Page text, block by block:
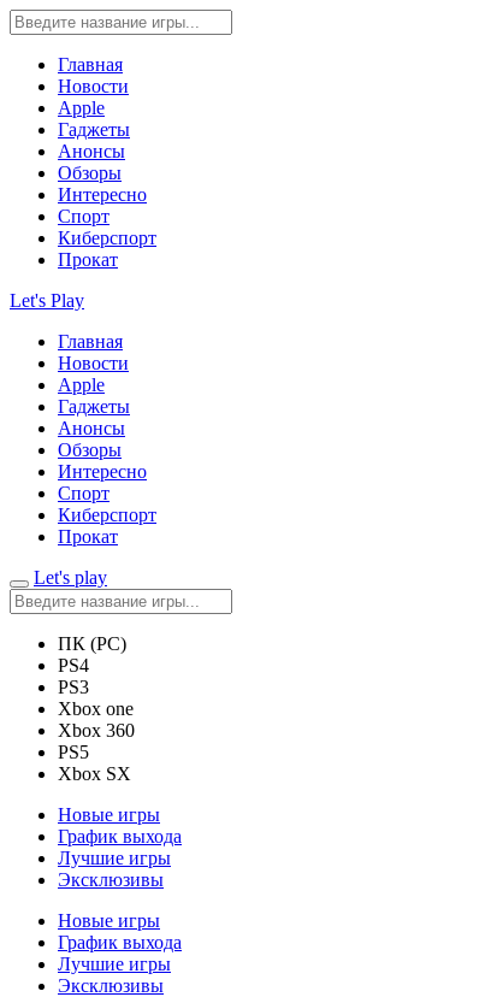
Главная
Новости
Apple
Гаджеты
Анонсы
Обзоры
Интересно
Спорт
Киберспорт
Прокат
Let's Play
Главная
Новости
Apple
Гаджеты
Анонсы
Обзоры
Интересно
Спорт
Киберспорт
Прокат
Let's play
ПК (PC)
PS4
PS3
Xbox one
Xbox 360
PS5
Xbox SX
Новые игры
График выхода
Лучшие игры
Эксклюзивы
Новые игры
График выхода
Лучшие игры
Эксклюзивы